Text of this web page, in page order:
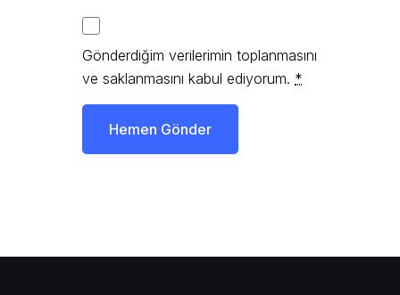
Gönderdiğim verilerimin toplanmasını
ve saklanmasını kabul ediyorum. *
Hemen Gönder